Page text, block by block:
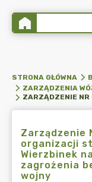
STRONA GŁÓWNA
ZARZĄDZENIA
Zarządzenie
organizacji
Wierzbinek
zagrożenia
wojny